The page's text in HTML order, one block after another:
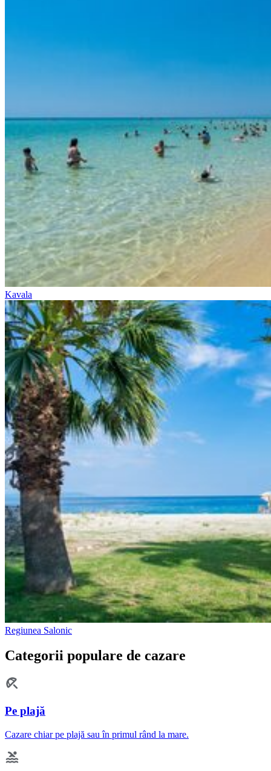
Kavala
Regiunea Salonic
Categorii populare de cazare
Pe plajă
Cazare chiar pe plajă sau în primul rând la mare.